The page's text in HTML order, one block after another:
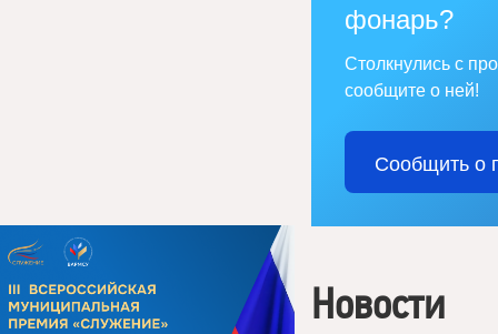
фонарь?
Столкнулись с
сообщите о ней!
Сообщить о
Новости